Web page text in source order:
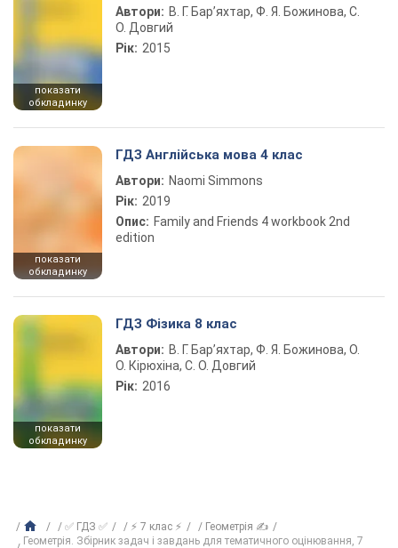
показати
обкладинку
Автори: В. Г. Бар’яхтар, Ф. Я. Божинова, С.
О. Довгий
Рік: 2015
показати
обкладинку
ГДЗ Англійська мова 4 клас
Автори: Naomi Simmons
Рік: 2019
Опис: Family and Friends 4 workbook 2nd
edition
показати
обкладинку
ГДЗ Фізика 8 клас
Автори: В. Г. Бар’яхтар, Ф. Я. Божинова, О.
О. Кірюхіна, С. О. Довгий
Рік: 2016
✅ ГДЗ ✅ ⚡ 7 клас ⚡
Геометрія ✍
Геометрія. Збірник задач і завдань для тематичного оцінювання, 7